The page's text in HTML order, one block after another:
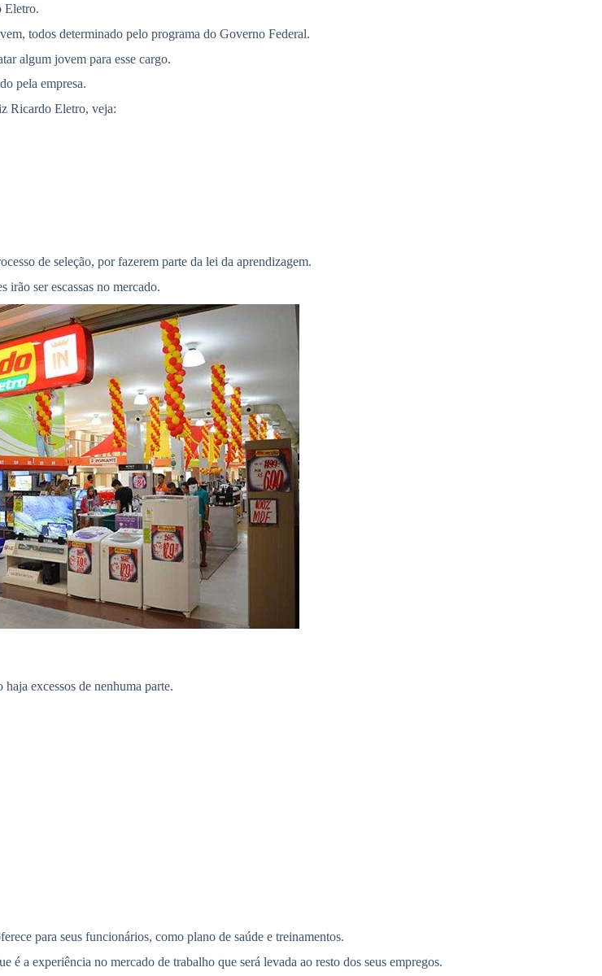
Eletro.
todos determinado pelo programa do Governo Federal.
algum jovem para esse cargo.
pela empresa.
Ricardo Eletro, veja:
de seleção, por fazerem parte da lei da aprendizagem.
irão ser escassas no mercado.
excessos de nenhuma parte.
para seus funcionários, como plano de saúde e treinamentos.
a experiência no mercado de trabalho que será levada ao resto dos seus empregos.